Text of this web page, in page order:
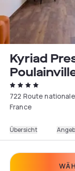
Kyriad
722 Route
France
Übersicht